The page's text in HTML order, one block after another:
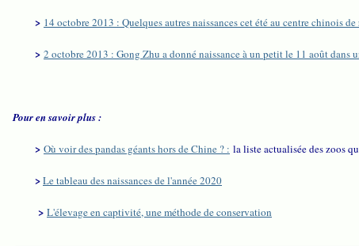
> 14 octobre 2013 : Quelques autres naissances cet été au centre chinois
> 2 octobre 2013 : Gong Zhu a donné naissance à un petit le 11 août dans
Pour en savoir plus :
> Où voir des pandas géants hors de Chine ? : la liste actualisée des zoos
>Le tableau des naissances de l'année 2020
> L'élevage en captivité, une méthode de conservation